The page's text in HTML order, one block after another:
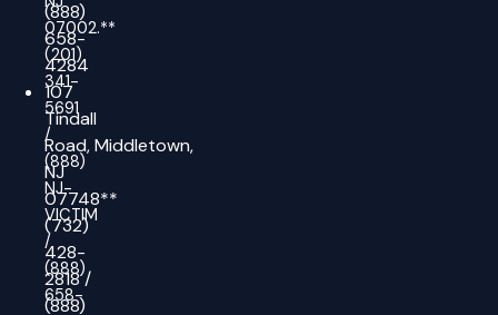
07002.**
(201)
341-
5691
/
(888)
NJ-
VICTIM
/
(888)
658-
(888)
658-
4284
107
Tindall
Road,Middletown,
NJ
07748**
(732)
428-
2818 /
(888)